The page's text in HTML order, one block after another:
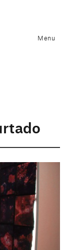
Menu